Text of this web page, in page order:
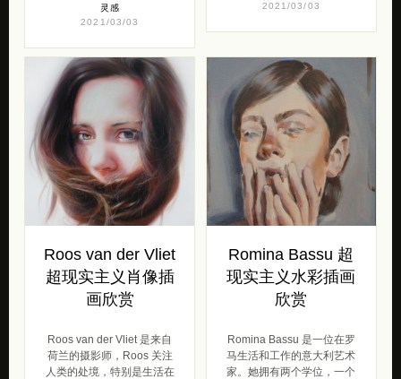
灵感
2021/03/03
2021/03/03
Roos van der Vliet
超现实主义肖像插
画欣赏
Roos van der Vliet 是来自
荷兰的摄影师，Roos 关注
人类的处境，特别是生活在
Romina Bassu 超
现实主义水彩插画
欣赏
Romina Bassu 是一位在罗
马生活和工作的意大利艺术
家。她拥有两个学位，一个